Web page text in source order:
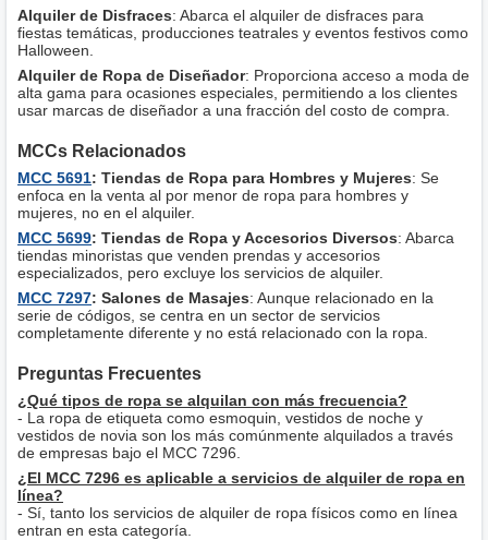
Alquiler de Disfraces: Abarca el alquiler de disfraces para
fiestas temáticas, producciones teatrales y eventos festivos como
Halloween.
Alquiler de Ropa de Diseñador: Proporciona acceso a moda de
alta gama para ocasiones especiales, permitiendo a los clientes
usar marcas de diseñador a una fracción del costo de compra.
MCCs Relacionados
MCC 5691: Tiendas de Ropa para Hombres y Mujeres: Se
enfoca en la venta al por menor de ropa para hombres y
mujeres, no en el alquiler.
MCC 5699: Tiendas de Ropa y Accesorios Diversos: Abarca
tiendas minoristas que venden prendas y accesorios
especializados, pero excluye los servicios de alquiler.
MCC 7297: Salones de Masajes: Aunque relacionado en la
serie de códigos, se centra en un sector de servicios
completamente diferente y no está relacionado con la ropa.
Preguntas Frecuentes
¿Qué tipos de ropa se alquilan con más frecuencia?
- La ropa de etiqueta como esmoquin, vestidos de noche y
vestidos de novia son los más comúnmente alquilados a través
de empresas bajo el MCC 7296.
¿El MCC 7296 es aplicable a servicios de alquiler de ropa en
línea?
- Sí, tanto los servicios de alquiler de ropa físicos como en línea
entran en esta categoría.